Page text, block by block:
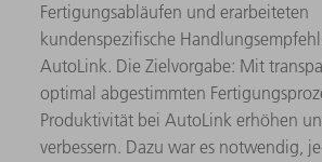
Fertigungsabläufen und erarbeiteten
kundenspezifische
AutoLink. Die Zielvorgabe: Mit
optimal abgestimmten
Produktivität bei AutoLink erhöhen
verbessern. Dazu war es notwendig,